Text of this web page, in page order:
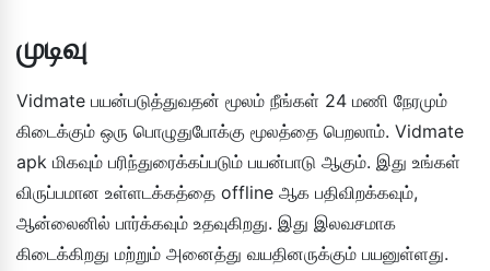
முடிவு
Vidmate பயன்படுத்துவதன் மூலம் நீங்கள் 24 மணி நேரமும்
கிடைக்கும் ஒரு பொழுதுபோக்கு மூலத்தை பெறலாம். Vidmate
apk மிகவும் பரிந்துரைக்கப்படும் பயன்பாடு ஆகும். இது உங்கள்
விருப்பமான உள்ளடக்கத்தை offline ஆக பதிவிறக்கவும்,
ஆன்லைனில் பார்க்கவும் உதவுகிறது. இது இலவசமாக
கிடைக்கிறது மற்றும் அனைத்து வயதினருக்கும் பயனுள்ளது.